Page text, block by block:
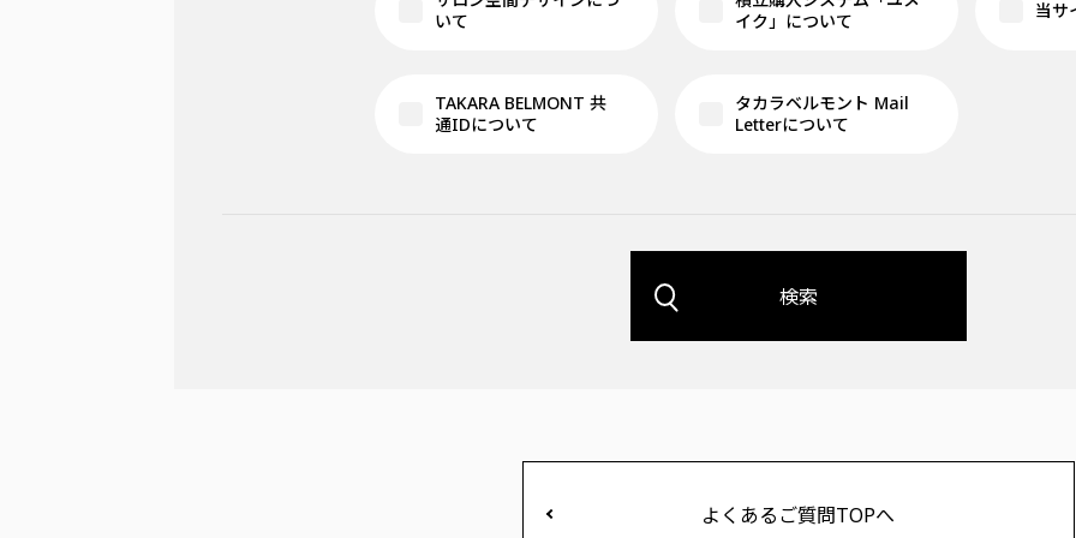
いて
イク」について
当サ
TAKARA BELMONT 共
通IDについて
タカラベルモント Mail
Letterについて
検索
よくあるご質問TOPへ